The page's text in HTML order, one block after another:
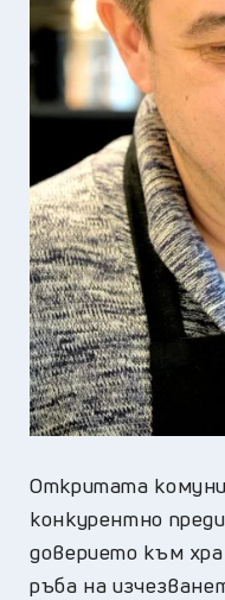
Откритата
конкурентно
доверието към
ръба на